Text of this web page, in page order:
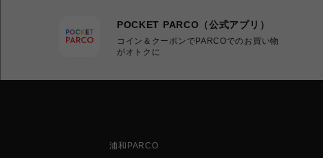
POCKET PARCO（公式アプリ）
コイン＆クーポンでPARCOでのお買い物
がオトクに
浦和PARCO